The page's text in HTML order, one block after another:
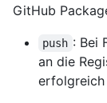
GitHub
push : Bei
an die